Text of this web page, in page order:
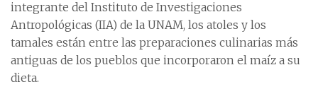
integrante del Instituto de Investigaciones
Antropológicas (IIA) de la UNAM, los atoles y los
tamales están entre las preparaciones culinarias más
antiguas de los pueblos que incorporaron el maíz a su
dieta.